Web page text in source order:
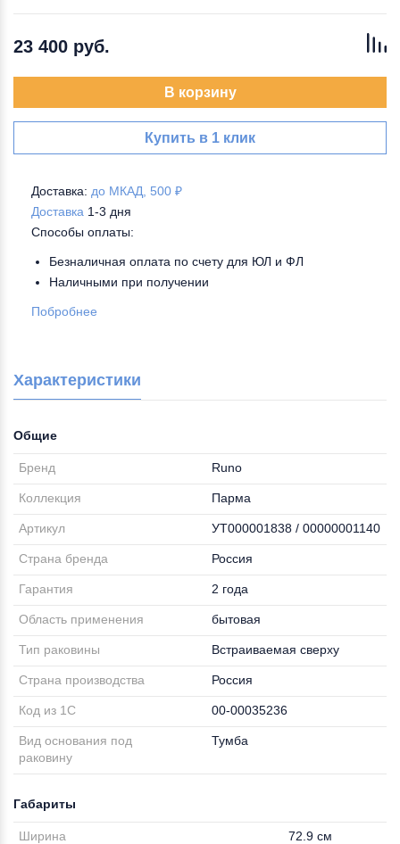
23 400 руб.
В корзину
Купить в 1 клик
Доставка: до МКАД, 500 ₽
Доставка 1-3 дня
Способы оплаты:
Безналичная оплата по счету для ЮЛ и ФЛ
Наличными при получении
Побробнее
Характеристики
Общие
Бренд Runo
Коллекция Парма
Артикул УТ000001838 / 00000001140
Страна бренда Россия
Гарантия 2 года
Область применения бытовая
Тип раковины Встраиваемая сверху
Страна производства Россия
Код из 1С 00-00035236
Вид основания под
раковину
Тумба
Габариты
Ширина 72.9 см